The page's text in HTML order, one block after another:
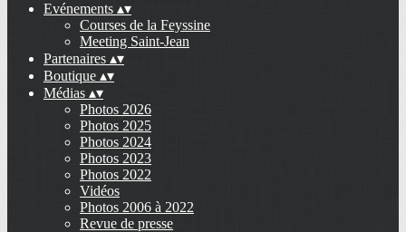
Evénements ▴▾
Courses de la Feyssine
Meeting Saint-Jean
Partenaires ▴▾
Boutique ▴▾
Médias ▴▾
Photos 2026
Photos 2025
Photos 2024
Photos 2023
Photos 2022
Vidéos
Photos 2006 à 2022
Revue de presse